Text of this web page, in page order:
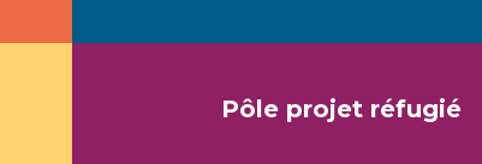
Pôle projet réfugié